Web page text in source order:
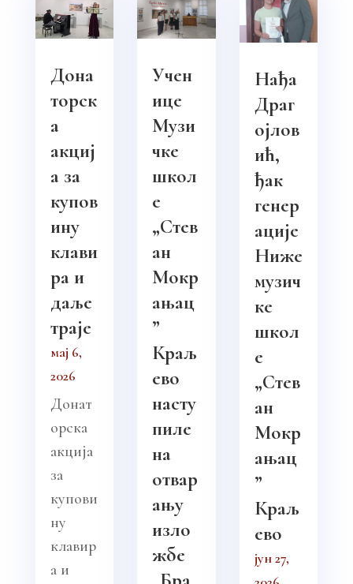
Дона
торск
а
акциј
а за
купов
ину
клави
ра и
даље
траје
мај 6,
2026
Донат
орска
акција
за
купови
ну
клавир
а и
Учен
ице
Музи
чке
школ
е
„Стев
ан
Мокр
ањац
”
Краљ
ево
насту
пиле
на
отвар
ању
изло
жбе
Нађа
Драг
ојлов
ић,
ђак
генер
ације
Ниже
музич
ке
школ
е
„Стев
ан
Мокр
ањац
”
Краљ
ево
јун 27,